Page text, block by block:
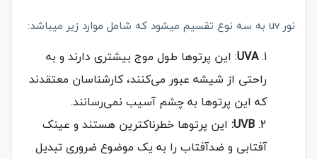
نور uv به سه نوع تقسیم میشود که شامل موارد زیر میباشد:
UVA: این پرتوها طول موج بیشتری دارند و به
راحتی از شیشه عبور می‌کنند، کارشناسان معتقدند
که این پرتوها به چشم آسیب نمی‌رسانند.
UVB: این پرتوها خطرناکترین هستند و عینک
آفتابی و ضدآفتاب را به یک موضوع ضروری تبدیل